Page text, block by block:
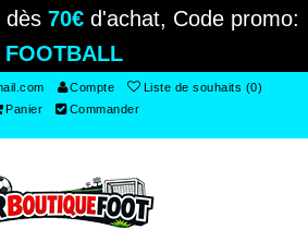
dès 70€d'achat, Code promo:
FOOTBALL
Compte
Liste de souhaits (0)
Panier
Commander